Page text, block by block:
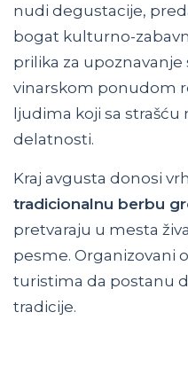
nudi degustacije,
bogat kulturno-
prilika za
vinarskom ponudom
ljudima koji sa
delatnosti.
Kraj avgusta donosi
tradicionalnu berbu
pretvaraju u mesta
pesme. Organizovani
turistima da postanu
tradicije.